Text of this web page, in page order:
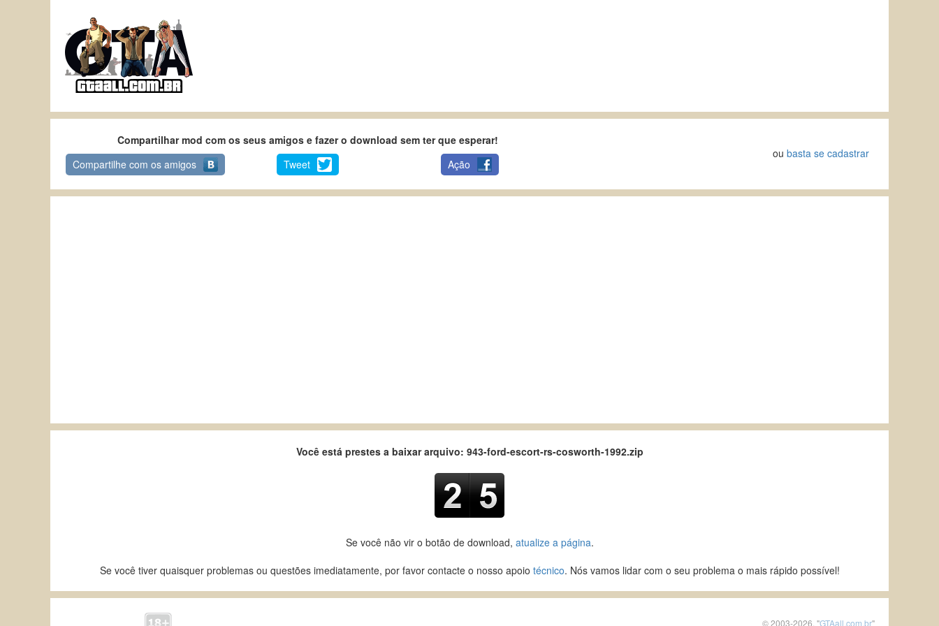
Compartilhar mod com os seus amigos e fazer o download sem ter que esperar!
Compartilhe com os amigos
Tweet Ação
oubasta se cadastrar
Você está prestes a baixar arquivo: 943-ford-escort-rs-cosworth-1992.zip
Se você não vir o botão de download, atualize a página.
Se você tiver quaisquer problemas ou questões imediatamente, por favor contacte o nosso apoio técnico. Nós vamos lidar com o seu problema o mais rápido possível!
© 2003-2026, "GTAall.com.br"